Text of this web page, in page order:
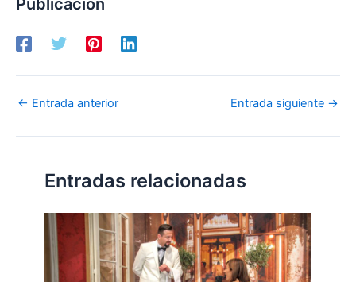
← Entrada anterior Entrada siguiente →
Entradas relacionadas